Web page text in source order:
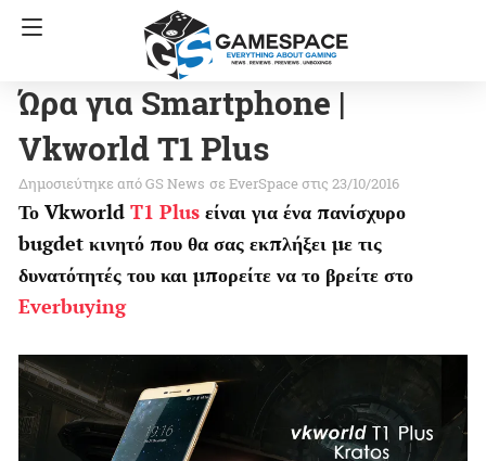
Ώρα για Smartphone |
Vkworld T1 Plus
GS News σε EverSpaceστις 23/10/2016
Το Vkworld T1 Plus είναι για ένα πανίσχυρο
bugdet κινητό που θα σας εκπλήξει με τις
δυνατότητές του και μπορείτε να το βρείτε στο
Everbuying